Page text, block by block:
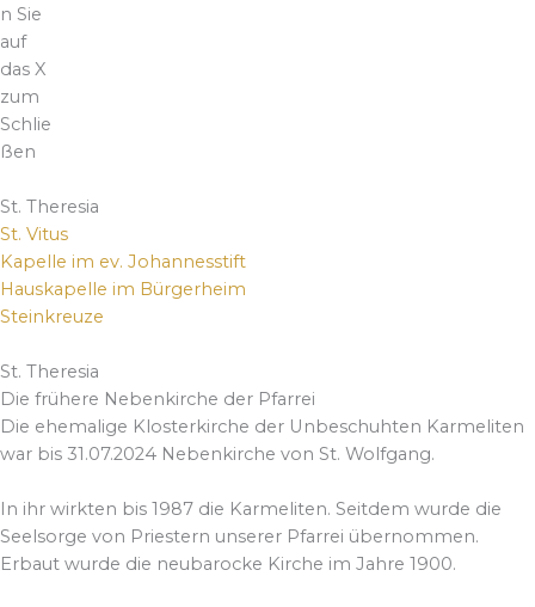
n Sie
auf
das X
zum
Schlie
ßen
St. Theresia
St. Vitus
Kapelle im ev. Johannesstift
Hauskapelle im Bürgerheim
Steinkreuze
St. Theresia
Die frühere Nebenkirche der Pfarrei
Die ehemalige Klosterkirche der Unbeschuhten Karmeliten
war bis 31.07.2024 Nebenkirche von St. Wolfgang.
In ihr wirkten bis 1987 die Karmeliten. Seitdem wurde die
Seelsorge von Priestern unserer Pfarrei übernommen.
Erbaut wurde die neubarocke Kirche im Jahre 1900.